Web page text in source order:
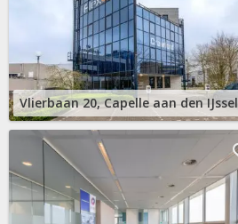
Vlierbaan 20, Capelle aan den IJssel